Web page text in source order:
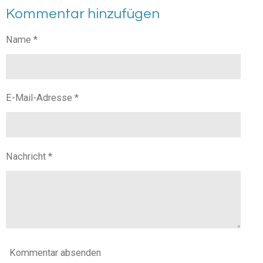
l
l
l
l
Kommentar hinzufügen
Name *
E-Mail-Adresse *
Nachricht *
Kommentar absenden